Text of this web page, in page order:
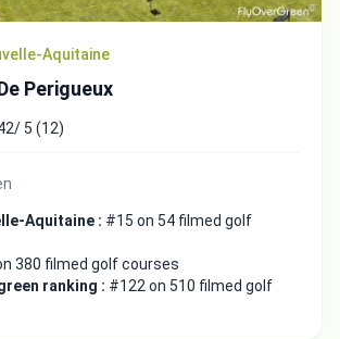
Aquitaine
Perigueux
5 (12)
Aquitaine : #15 on 54 filmed golf
380 filmed golf courses
ranking : #122 on 510 filmed golf